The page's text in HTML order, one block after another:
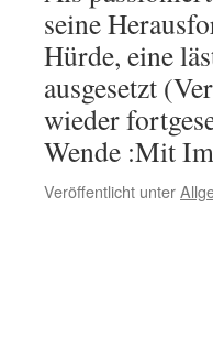
seine
Hürde, eine
ausgesetzt
wieder
Wende :Mit
Veröffentlicht unter